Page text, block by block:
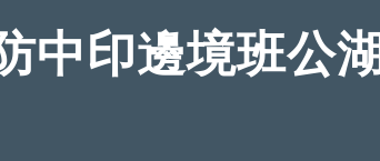
中印邊境班公湖